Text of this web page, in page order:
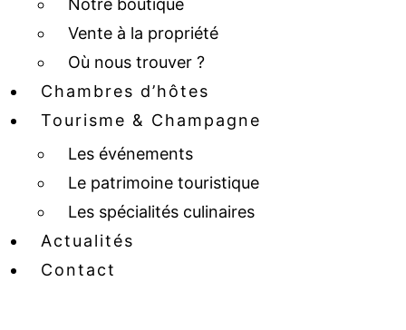
Notre boutique
Vente à la propriété
Où nous trouver ?
Chambres d’hôtes
Tourisme & Champagne
Les événements
Le patrimoine touristique
Les spécialités culinaires
Actualités
Contact